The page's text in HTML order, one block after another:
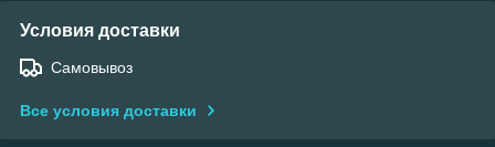
Условия доставки
Самовывоз
Все условия доставки